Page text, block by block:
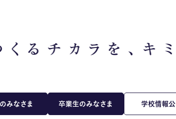
みなさま 卒業生のみなさま 学校情報